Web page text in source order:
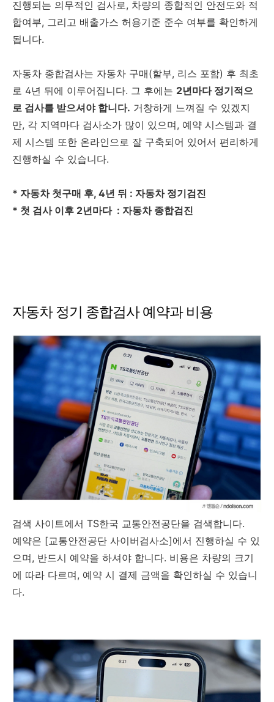
진행되는 의무적인 검사로, 차량의 종합적인 안전도와 적
합여부, 그리고 배출가스 허용기준 준수 여부를 확인하게
됩니다.
자동차 종합검사는 자동차 구매(할부, 리스 포함) 후 최초
로 4년 뒤에 이루어집니다. 그 후에는 2년마다 정기적으
로 검사를 받으셔야 합니다. 거창하게 느껴질 수 있겠지
만, 각 지역마다 검사소가 많이 있으며, 예약 시스템과 결
제 시스템 또한 온라인으로 잘 구축되어 있어서 편리하게
진행하실 수 있습니다.
* 자동차 첫구매 후, 4년 뒤 : 자동차 정기검진
* 첫 검사 이후 2년마다 : 자동차 종합검진
자동차 정기 종합검사 예약과 비용
검색 사이트에서 TS한국 교통안전공단을 검색합니다.
예약은 [교통안전공단 사이버검사소]에서 진행하실 수 있
으며, 반드시 예약을 하셔야 합니다. 비용은 차량의 크기
에 따라 다르며, 예약 시 결제 금액을 확인하실 수 있습니
다.